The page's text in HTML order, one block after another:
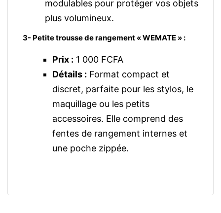
modulables pour protéger vos objets
plus volumineux.
3- Petite trousse de rangement « WEMATE » :
Prix : 1 000 FCFA
Détails : Format compact et
discret, parfaite pour les stylos, le
maquillage ou les petits
accessoires. Elle comprend des
fentes de rangement internes et
une poche zippée.